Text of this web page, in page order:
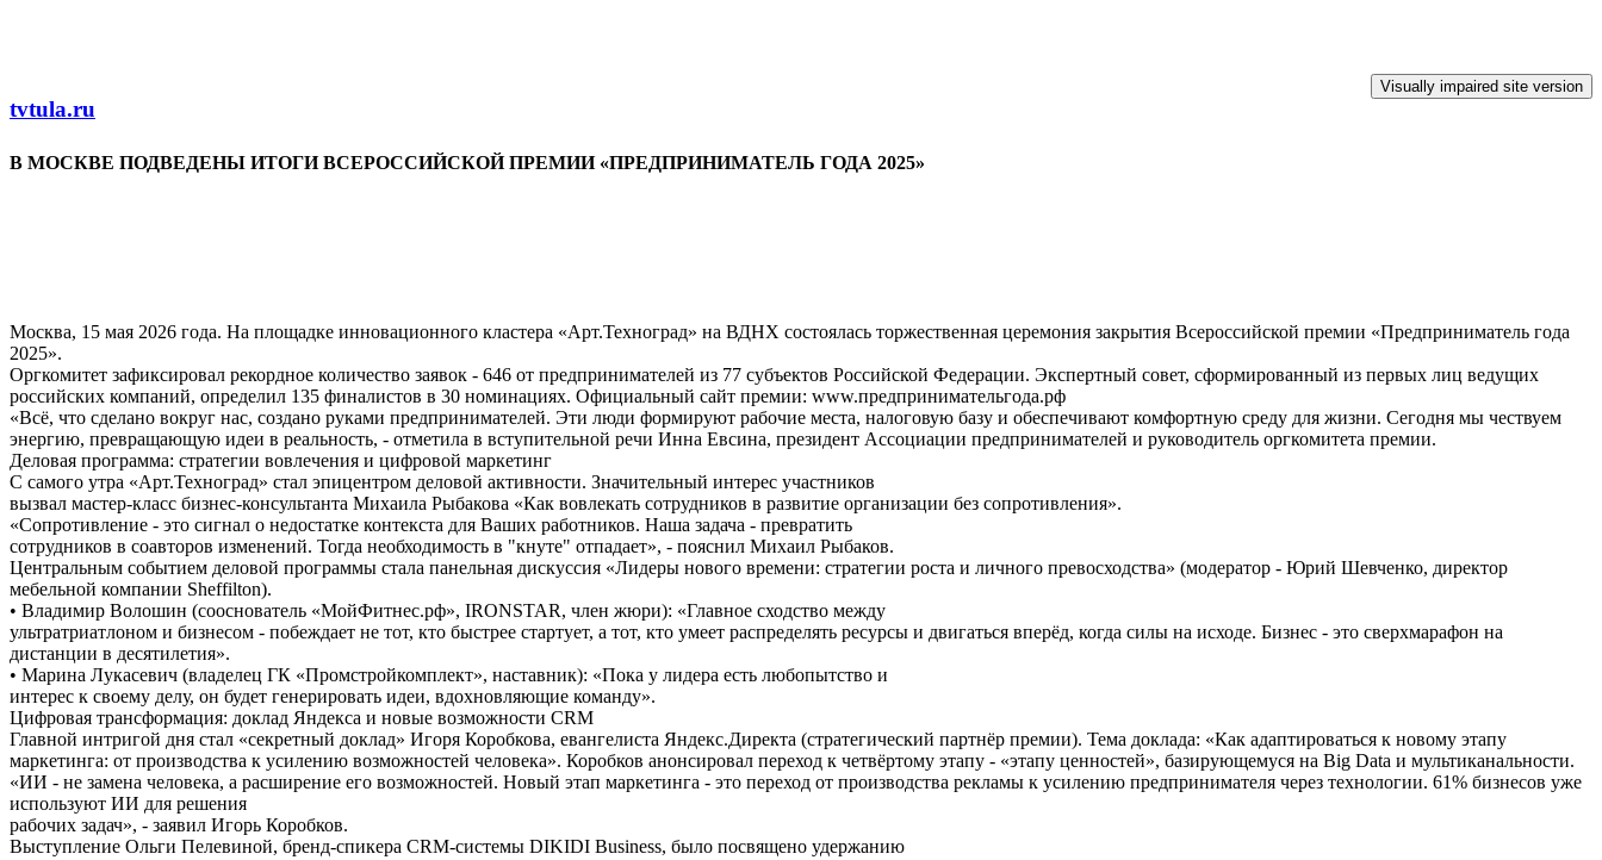
tvtula.ru
В МОСКВЕ ПОДВЕДЕНЫ ИТОГИ ВСЕРОССИЙСКОЙ ПРЕМИИ «ПРЕДПРИНИМАТЕЛЬ ГОДА 2025»
Москва, 15 мая 2026 года. На площадке инновационного кластера «Арт.Техноград» на ВДНХ состоялась торжественная церемония закрытия Всероссийской премии «Предприниматель года
2025».
Оргкомитет зафиксировал рекордное количество заявок - 646 от предпринимателей из 77 субъектов Российской Федерации. Экспертный совет, сформированный из первых лиц ведущих
российских компаний, определил 135 финалистов в 30 номинациях. Официальный сайт премии: www.предпринимательгода.рф
«Всё, что сделано вокруг нас, создано руками предпринимателей. Эти люди формируют рабочие места, налоговую базу и обеспечивают комфортную среду для жизни. Сегодня мы чествуем
энергию, превращающую идеи в реальность, - отметила в вступительной речи Инна Евсина, президент Ассоциации предпринимателей и руководитель оргкомитета премии.
Деловая программа: стратегии вовлечения и цифровой маркетинг
С самого утра «Арт.Техноград» стал эпицентром деловой активности. Значительный интерес участников
вызвал мастер-класс бизнес-консультанта Михаила Рыбакова «Как вовлекать сотрудников в развитие организации без сопротивления».
«Сопротивление - это сигнал о недостатке контекста для Ваших работников. Наша задача - превратить
сотрудников в соавторов изменений. Тогда необходимость в "кнуте" отпадает», - пояснил Михаил Рыбаков.
Центральным событием деловой программы стала панельная дискуссия «Лидеры нового времени: стратегии роста и личного превосходства» (модератор - Юрий Шевченко, директор
мебельной компании Sheffilton).
• Владимир Волошин (сооснователь «МойФитнес.рф», IRONSTAR, член жюри): «Главное сходство между
ультратриатлоном и бизнесом - побеждает не тот, кто быстрее стартует, а тот, кто умеет распределять ресурсы и двигаться вперёд, когда силы на исходе. Бизнес - это сверхмарафон на
дистанции в десятилетия».
• Марина Лукасевич (владелец ГК «Промстройкомплект», наставник): «Пока у лидера есть любопытство и
интерес к своему делу, он будет генерировать идеи, вдохновляющие команду».
Цифровая трансформация: доклад Яндекса и новые возможности CRM
Главной интригой дня стал «секретный доклад» Игоря Коробкова, евангелиста Яндекс.Директа (стратегический партнёр премии). Тема доклада: «Как адаптироваться к новому этапу
маркетинга: от производства к усилению возможностей человека». Коробков анонсировал переход к четвёртому этапу - «этапу ценностей», базирующемуся на Big Data и мультиканальности.
«ИИ - не замена человека, а расширение его возможностей. Новый этап маркетинга - это переход от производства рекламы к усилению предпринимателя через технологии. 61% бизнесов уже
используют ИИ для решения
рабочих задач», - заявил Игорь Коробков.
Выступление Ольги Пелевиной, бренд-спикера CRM-системы DIKIDI Business, было посвящено удержанию